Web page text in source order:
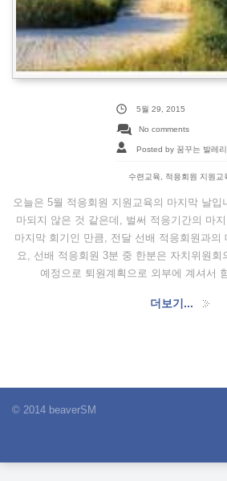
5월 29, 2015
No comments
Posted by 꿈꾸는 발레
수련교육 적응회원 지원교
오늘은 5월 적응회원 지원교육의 마지막 날입
마되지 않은 것 같은데, 벌써 적응기간의 마
마지막 회기인 만큼, 전달 선배 적응회원과의
요, 선배 적응회원 3분 중 한분은 자치위원회
예정으로 퇴원계획으로 외부에 계셔서
더보기...
© 2014 beaverSM